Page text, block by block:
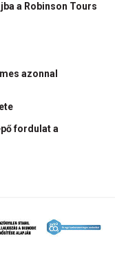
a Robinson Tours
azonnal
fordulat a